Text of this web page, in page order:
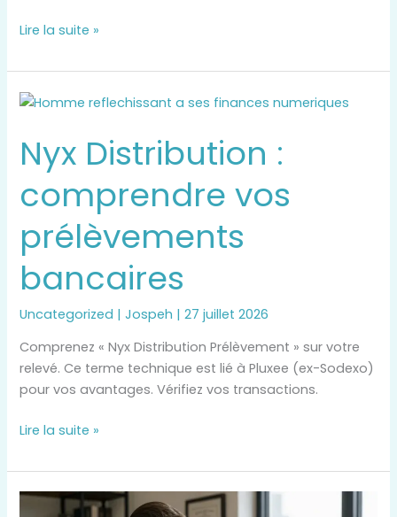
Lire la suite »
Nyx Distribution :
comprendre vos
prélèvements
bancaires
Uncategorized |Jospeh |27 juillet 2026
Comprenez « Nyx Distribution Prélèvement » sur votre
relevé. Ce terme technique est lié à Pluxee (ex-Sodexo)
pour vos avantages. Vérifiez vos transactions.
Nyx
comprendre
vos
prélèvements
bancaires
Lire la suite »
Huissiers